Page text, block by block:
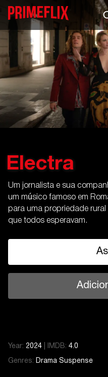
Electra
Um jornalista e sua
um músico famoso em
para uma propriedade
que todos esperavam.
Year: 2024 IMDB: 4.0
Genres: Drama Suspense